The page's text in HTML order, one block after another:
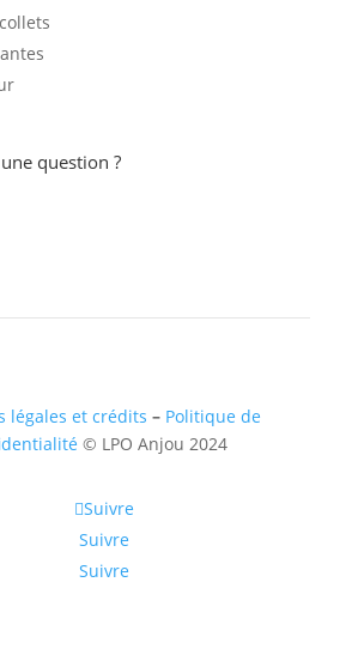
question ?
légales et crédits – Politique de
© LPO Anjou 2024
Suivre
Suivre
Suivre